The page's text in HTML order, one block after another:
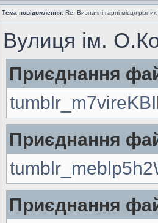
Тема повідомлення: Re: Визначні гарні місця
Вулиця ім.
Приєднання
Приєднання
Приєднання